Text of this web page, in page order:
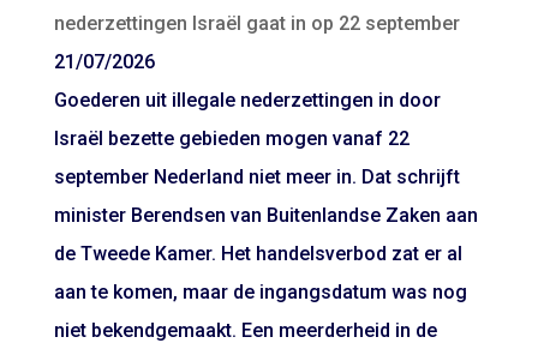
nederzettingen Israël gaat in op 22 september
21/07/2026
Goederen uit illegale nederzettingen in door
Israël bezette gebieden mogen vanaf 22
september Nederland niet meer in. Dat schrijft
minister Berendsen van Buitenlandse Zaken aan
de Tweede Kamer. Het handelsverbod zat er al
aan te komen, maar de ingangsdatum was nog
niet bekendgemaakt. Een meerderheid in de